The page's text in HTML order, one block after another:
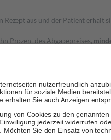
aus und der Patient
Prozent des Abgabepreises,
zu stärken und die besondere
mit Ausnahme der Fahrkosten
GKV getragen werden